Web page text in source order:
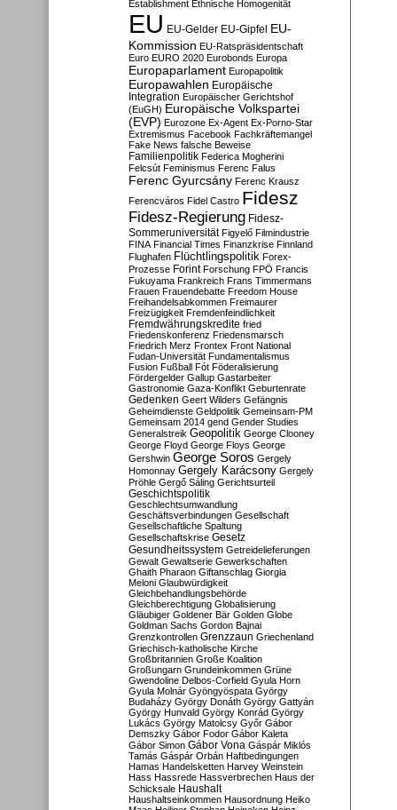
Establishment Ethnische Homogenität
EU EU-Gelder EU-Gipfel EU-
Kommission EU-Ratspräsidentschaft
Euro EURO 2020 Eurobonds Europa
Europaparlament Europapolitik
Europawahlen Europäische
Integration Europäischer Gerichtshof
(EuGH) Europäische Volkspartei
(EVP) Eurozone Ex-Agent Ex-Porno-Star
Extremismus Facebook Fachkräftemangel
Fake News falsche Beweise
Familienpolitik Federica Mogherini
Felcsút Feminismus Ferenc Falus
Ferenc Gyurcsány Ferenc Krausz
Ferencváros Fidel Castro Fidesz
Fidesz-Regierung Fidesz-
Sommeruniversität Figyelő Filmindustrie
FINA Financial Times Finanzkrise Finnland
Flughafen Flüchtlingspolitik Forex-
Prozesse Forint Forschung FPÖ Francis
Fukuyama Frankreich Frans Timmermans
Frauen Frauendebatte Freedom House
Freihandelsabkommen Freimaurer
Freizügigkeit Fremdenfeindlichkeit
Fremdwährungskredite fried
Friedenskonferenz Friedensmarsch
Friedrich Merz Frontex Front National
Fudan-Universität Fundamentalismus
Fusion Fußball Fót Föderalisierung
Fördergelder Gallup Gastarbeiter
Gastronomie Gaza-Konflikt Geburtenrate
Gedenken Geert Wilders Gefängnis
Geheimdienste Geldpolitik Gemeinsam-PM
Gemeinsam 2014 gend Gender Studies
Generalstreik Geopolitik George Clooney
George Floyd George Floys George
Gershwin George Soros Gergely
Homonnay Gergely Karácsony Gergely
Pröhle Gergő Sáling Gerichtsurteil
Geschichtspolitik
Geschlechtsumwandlung
Geschäftsverbindungen Gesellschaft
Gesellschaftliche Spaltung
Gesellschaftskrise Gesetz
Gesundheitssystem Getreidelieferungen
Gewalt Gewaltserie Gewerkschaften
Ghaith Pharaon Giftanschlag Giorgia
Meloni Glaubwürdigkeit
Gleichbehandlungsbehörde
Gleichberechtigung Globalisierung
Gläubiger Goldener Bär Golden Globe
Goldman Sachs Gordon Bajnai
Grenzkontrollen Grenzzaun Griechenland
Griechisch-katholische Kirche
Großbritannien Große Koalition
Großungarn Grundeinkommen Grüne
Gwendoline Delbos-Corfield Gyula Horn
Gyula Molnár Gyöngyöspata György
Budaházy György Donáth György Gattyán
György Hunvald György Konrád György
Lukács György Matolcsy Győr Gábor
Demszky Gábor Fodor Gábor Kaleta
Gábor Simon Gábor Vona Gáspár Miklós
Tamás Gáspár Orbán Haftbedingungen
Hamas Handelsketten Harvey Weinstein
Hass Hassrede Hassverbrechen Haus der
Schicksale Haushalt
Haushaltseinkommen Hausordnung Heiko